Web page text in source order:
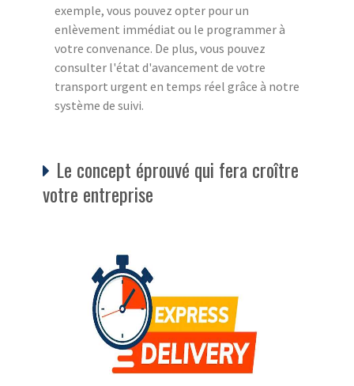
exemple, vous pouvez opter pour un
enlèvement immédiat ou le programmer à
votre convenance. De plus, vous pouvez
consulter l'état d'avancement de votre
transport urgent en temps réel grâce à notre
système de suivi.
Le concept éprouvé qui fera croître
votre entreprise